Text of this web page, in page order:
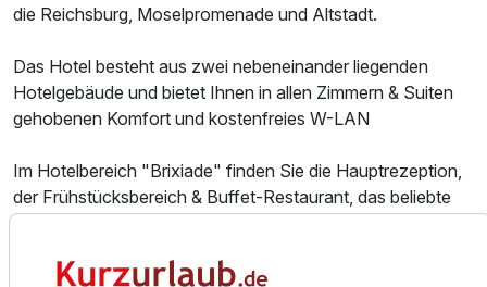
2 Erwachsene
die Reichsburg, Moselpromenade und Altstadt.
Das Hotel besteht aus zwei nebeneinander liegenden
Hotelgebäude und bietet Ihnen in allen Zimmern & Suiten
gehobenen Komfort und kostenfreies W-LAN
Im Hotelbereich "Brixiade" finden Sie die Hauptrezeption,
der Frühstücksbereich & Buffet-Restaurant, das beliebte
Restaurant „Burgblick“ mit mehreren Gasträumen, großer
gemütlichen Lauben sowie die Hotel-Bar,